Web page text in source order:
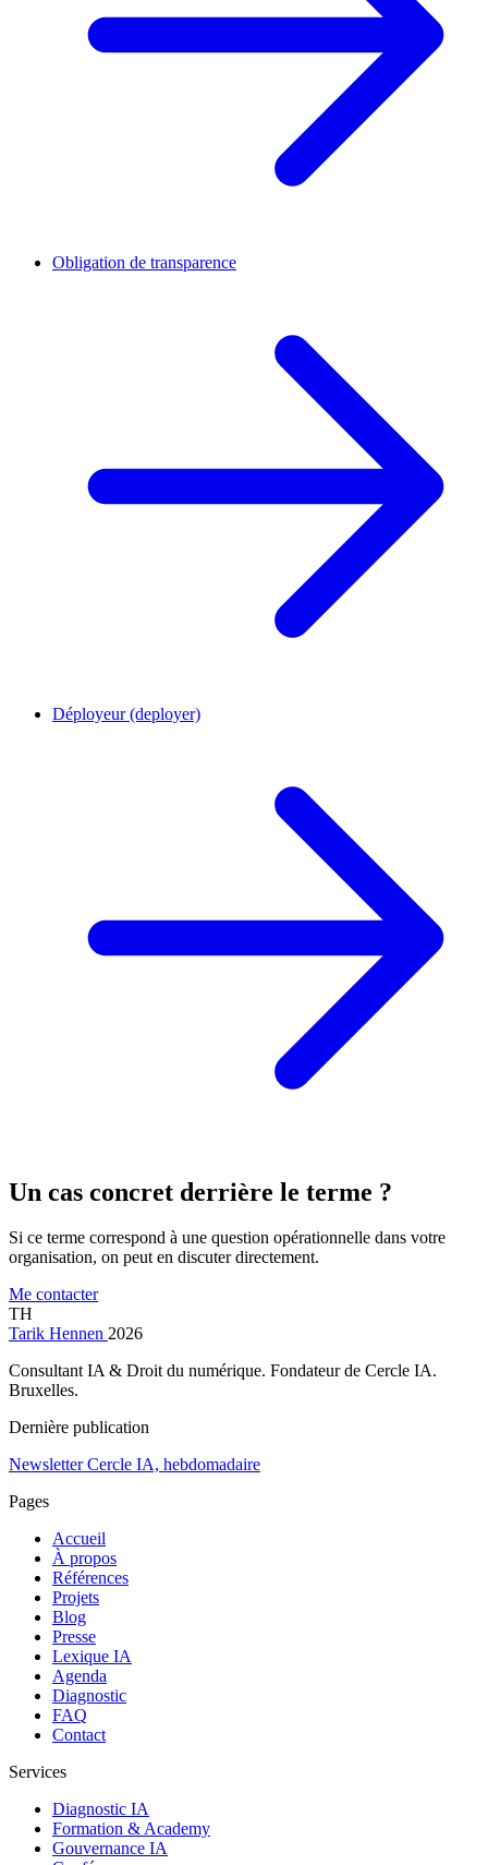
Obligation de transparence
Déployeur (deployer)
Un cas concret derrière le terme ?
Si ce terme correspond à une question opérationnelle dans votre
organisation, on peut en discuter directement.
Me contacter
TH
Tarik Hennen 2026
Consultant IA & Droit du numérique. Fondateur de Cercle IA.
Bruxelles.
Dernière publication
Newsletter Cercle IA, hebdomadaire
Pages
Accueil
À propos
Références
Projets
Blog
Presse
Lexique IA
Agenda
Diagnostic
FAQ
Contact
Services
Diagnostic IA
Formation & Academy
Gouvernance IA